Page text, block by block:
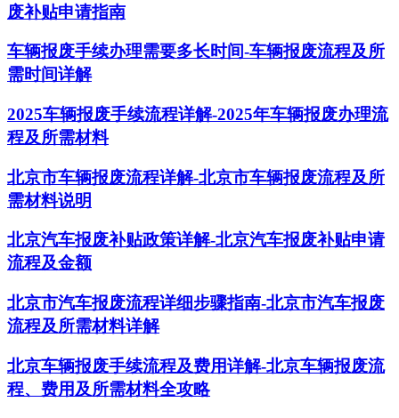
废补贴申请指南
车辆报废手续办理需要多长时间-车辆报废流程及所
需时间详解
2025车辆报废手续流程详解-2025年车辆报废办理流
程及所需材料
北京市车辆报废流程详解-北京市车辆报废流程及所
需材料说明
北京汽车报废补贴政策详解-北京汽车报废补贴申请
流程及金额
北京市汽车报废流程详细步骤指南-北京市汽车报废
流程及所需材料详解
北京车辆报废手续流程及费用详解-北京车辆报废流
程、费用及所需材料全攻略